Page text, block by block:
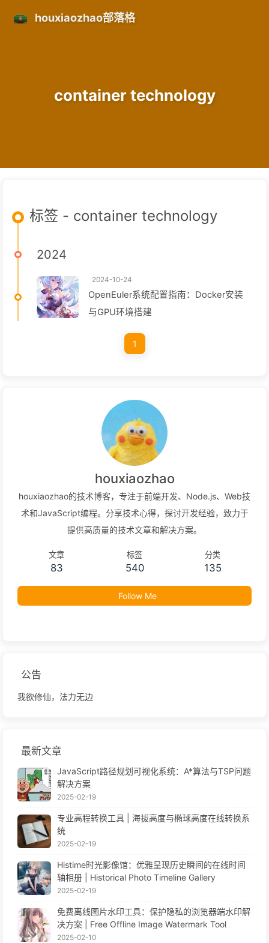
houxiaozhao部落格
container technology
标签 - container technology
2024
2024-10-24
OpenEuler系统配置指南：Docker安装
与GPU环境搭建
1
houxiaozhao
houxiaozhao的技术博客，专注于前端开发、Node.js、Web技
术和JavaScript编程。分享技术心得，探讨开发经验，致力于
提供高质量的技术文章和解决方案。
文章
83
标签
540
分类
135
Follow Me
公告
我欲修仙，法力无边
最新文章
JavaScript路径规划可视化系统：A*算法与TSP问题
解决方案
2025-02-19
专业高程转换工具 | 海拔高度与椭球高度在线转换系
统
2025-02-19
Histime时光影像馆：优雅呈现历史瞬间的在线时间
轴相册 | Historical Photo Timeline Gallery
2025-02-19
免费离线图片水印工具：保护隐私的浏览器端水印解
决方案 | Free Offline Image Watermark Tool
2025-02-10